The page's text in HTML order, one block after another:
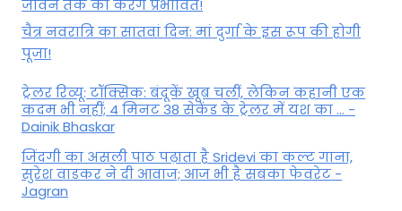
जीवन तक को करेंगे प्रभावित!
चैत्र नवरात्रि का सातवां दिन: मां दुर्गा के इस रूप की होगी
पूजा!
ट्रेलर रिव्यू: टॉक्सिक: बंदूकें खूब चलीं, लेकिन कहानी एक
कदम भी नहीं; 4 मिनट 38 सेकेंड के ट्रेलर में यश का ... -
Dainik Bhaskar
जिंदगी का असली पाठ पढ़ाता है Sridevi का कल्ट गाना,
सुरेश वाडकर ने दी आवाज; आज भी है सबका फेवरेट -
Jagran